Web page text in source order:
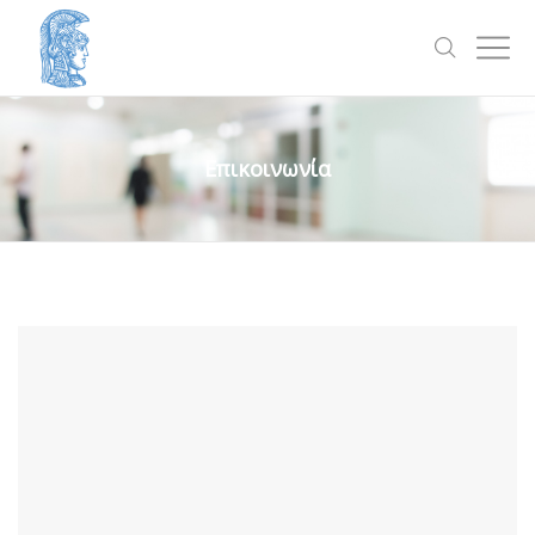
Επικοινωνία